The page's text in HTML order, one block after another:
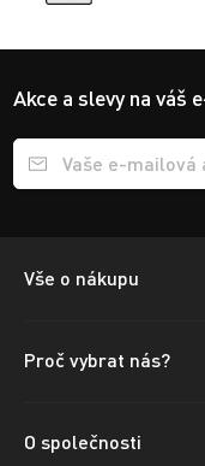
Akce a slevy na váš
Přihlášení e-mailu k
Vše o nákupu
Proč vybrat nás?
O společnosti